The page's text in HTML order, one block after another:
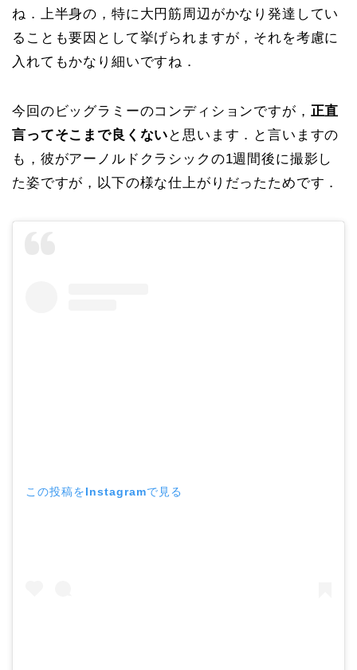
ね．上半身の，特に大円筋周辺がかなり発達してい
ることも要因として挙げられますが，それを考慮に
入れてもかなり細いですね．
今回のビッグラミーのコンディションですが， 正直
言ってそこまで良くない と思います．と言いますの
も，彼がアーノルドクラシックの1週間後に撮影し
た姿ですが，以下の様な仕上がりだったためです．
この投稿をInstagramで見る